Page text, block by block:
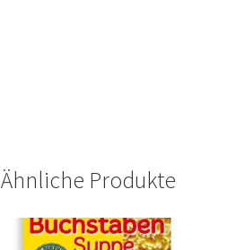
Ähnliche Produkte